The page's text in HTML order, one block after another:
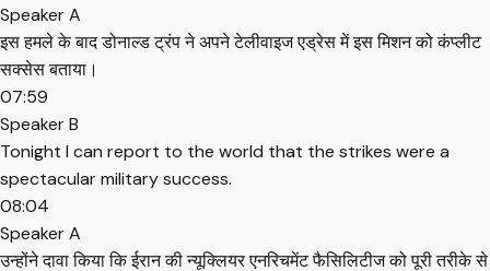
Speaker A
इस हमले के बाद डोनाल्ड ट्रंप ने अपने टेलीवाइज एड्रेस में इस मिशन को कंप्लीट
सक्सेस बताया।
07:59
Speaker B
Tonight I can report to the world that the strikes were a
spectacular military success.
08:04
Speaker A
उन्होंने दावा किया कि ईरान की न्यूक्लियर एनरिचमेंट फैसिलिटीज को पूरी तरीके से